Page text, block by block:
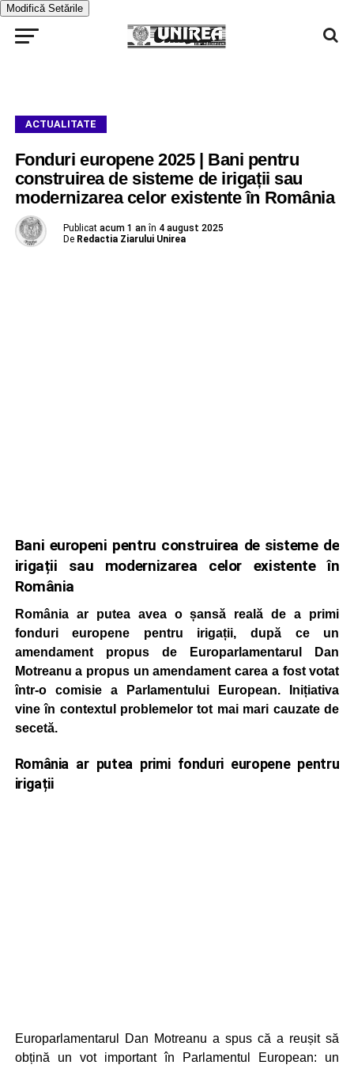
Modifică Setările
ACTUALITATE
Fonduri europene 2025 | Bani pentru
construirea de sisteme de irigații sau
modernizarea celor existente în România
Publicat acum 1 an în 4 august 2025
De Redactia Ziarului Unirea
Bani europeni pentru construirea de sisteme de
irigații sau modernizarea celor existente în
România
România ar putea avea o șansă reală de a primi
fonduri europene pentru irigații, după ce un
amendament propus de Europarlamentarul Dan
Motreanu a propus un amendament carea a fost votat
într-o comisie a Parlamentului European. Inițiativa
vine în contextul problemelor tot mai mari cauzate de
secetă.
România ar putea primi fonduri europene pentru
irigații
Europarlamentarul Dan Motreanu a spus că a reușit să
obțină un vot important în Parlamentul European: un